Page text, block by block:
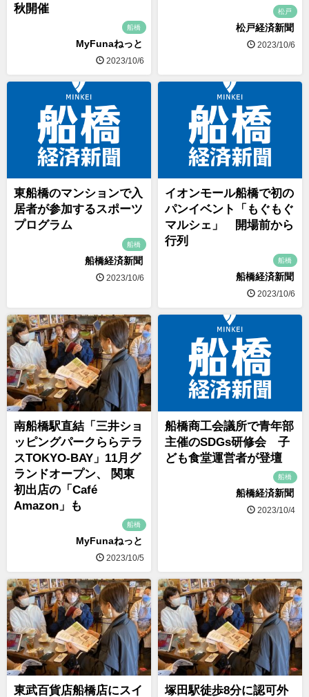
秋開催
船橋
MyFunaねっと
2023/10/6
松戸
松戸経済新聞
2023/10/6
東船橋のマンションで入
居者が参加するスポーツ
プログラム
船橋
船橋経済新聞
2023/10/6
イオンモール船橋で初の
パンイベント「もぐもぐ
マルシェ」 開場前から
行列
船橋
船橋経済新聞
2023/10/6
南船橋駅直結「三井ショ
ッピングパークららテラ
スTOKYO-BAY」11月グ
ランドオープン、 関東
初出店の「Café
Amazon」も
船橋
MyFunaねっと
2023/10/5
船橋商工会議所で青年部
主催のSDGs研修会 子
ども食堂運営者が登壇
船橋
船橋経済新聞
2023/10/4
東武百貨店船橋店にスイ 塚田駅徒歩8分に認可外